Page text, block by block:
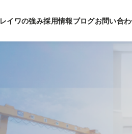
レイワの強み採用情報ブログお問い合